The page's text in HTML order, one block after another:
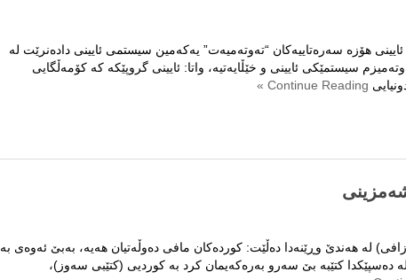
هۆزە سەرەتاییەکان “تەوتەمیەت” یەکەمین سیستمی ئایینی دادەنرێت لە
سیستمێکی ئایینی و خێڵایەتیە، واتا: ئایینی گروپێکە کە کۆمەڵگایی
لە هەندێ وڕێنەدا دەڵێت: کوردەکان مافى دەوڵەتیان هەیە، بەبێ ئەوەى بە
دەسپێکدا کتێبە بێ سەرو بەرەکەیمان کرد بە کوردیى (کتێبى سەوز)،